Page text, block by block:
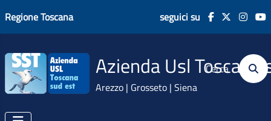
Regione Toscana seguici su
Azienda Usl Toscana
Arezzo | Grosseto | Siena
Cerca